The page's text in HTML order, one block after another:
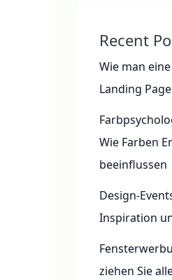
Recent
Wie man
Landing
Wie Farben
beeinflussen
Design-
Inspiration
ziehen Sie